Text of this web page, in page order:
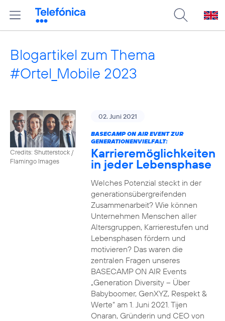
Blogartikel zum Thema
#Ortel_Mobile 2023
Credits: Shutterstock /
Flamingo Images
02. Juni 2021
BASECAMP ON AIR EVENT ZUR
GENERATIONENVIELFALT:
Karrieremöglichkeiten
in jeder Lebensphase
Welches Potenzial steckt in der
generationsübergreifenden
Zusammenarbeit? Wie können
Unternehmen Menschen aller
Altersgruppen, Karrierestufen und
Lebensphasen fördern und
motivieren? Das waren die
zentralen Fragen unseres
BASECAMP ON AIR Events
„Generation Diversity – Über
Babyboomer, GenXYZ, Respekt &
Werte“ am 1. Juni 2021. Tijen
Onaran, Gründerin und CEO von